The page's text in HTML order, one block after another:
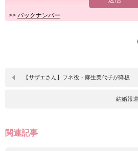
>> バックナンバー
【サザエさん】フネ役・麻生美代子が降板
結婚報
関連記事